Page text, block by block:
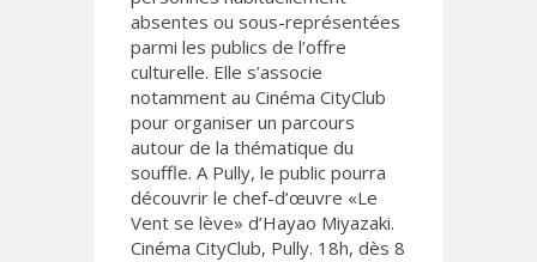
absentes ou sous-représentées
parmi les publics de l’offre
culturelle. Elle s’associe
notamment au Cinéma CityClub
pour organiser un parcours
autour de la thématique du
souffle. A Pully, le public pourra
découvrir le chef-d’œuvre «Le
Vent se lève» d’Hayao Miyazaki.
Cinéma CityClub, Pully. 18h, dès 8